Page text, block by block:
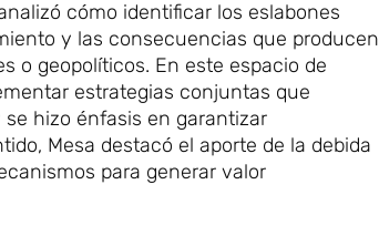
cómo identificar los eslabones
y las consecuencias que producen
o geopolíticos. En este espacio de
estrategias conjuntas que
hizo énfasis en garantizar
Mesa destacó el aporte de la debida
para generar valor